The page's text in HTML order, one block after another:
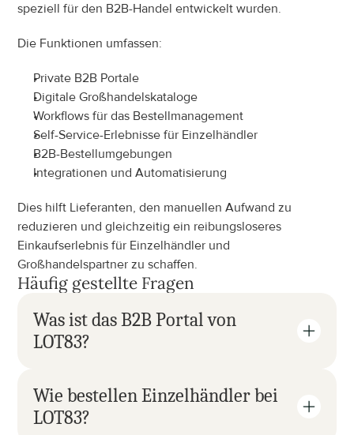
speziell für den B2B-Handel entwickelt wurden.
Die Funktionen umfassen:
Private B2B Portale
Digitale Großhandelskataloge
Workflows für das Bestellmanagement
Self-Service-Erlebnisse für Einzelhändler
B2B-Bestellumgebungen
Integrationen und Automatisierung
Dies hilft Lieferanten, den manuellen Aufwand zu
reduzieren und gleichzeitig ein reibungsloseres
Einkaufserlebnis für Einzelhändler und
Großhandelspartner zu schaffen.
Häufig gestellte Fragen
Was ist das B2B Portal von
LOT83?
Wie bestellen Einzelhändler bei
LOT83?